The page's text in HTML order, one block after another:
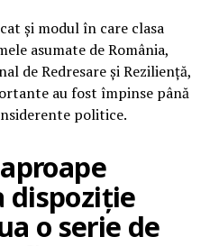
și modul în care clasa
asumate de România,
de Redresare și Reziliență,
au fost împinse până
politice.
dispoziție
o serie de